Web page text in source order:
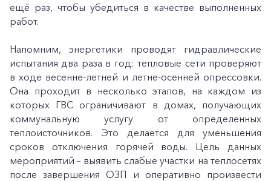
ещё раз, чтобы убедиться в качестве выполненных
работ.
Напомним, энергетики проводят гидравлические
испытания два раза в год: тепловые сети проверяют
в ходе весенне-летней и летне-осенней опрессовки.
Она проходит в несколько этапов, на каждом из
которых ГВС ограничивают в домах, получающих
коммунальную услугу от определенных
теплоисточников. Это делается для уменьшения
сроков отключения горячей воды. Цель данных
мероприятий – выявить слабые участки на теплосетях
после завершения ОЗП и оперативно произвести